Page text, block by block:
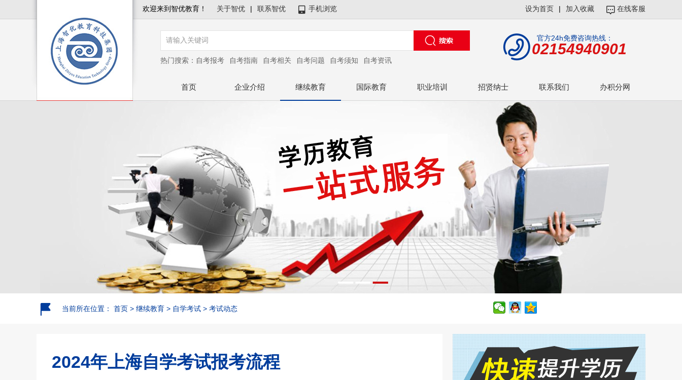
欢迎来到智优教育！ 关于智优 | 联系智优 手机浏览 在线客服
设为首页 | 加入收藏
热门搜索： 自考报考 自考指南 自考相关 自考问题 自考须知 自考资讯
官方24h免费咨询热线：
02154940901
首页 企业介绍 继续教育 国际教育 职业培训 招贤纳士 联系我们 办积分网
当前所在位置： 首页 > 继续教育 > 自学考试 > 考试动态
2024年上海自学考试报考流程